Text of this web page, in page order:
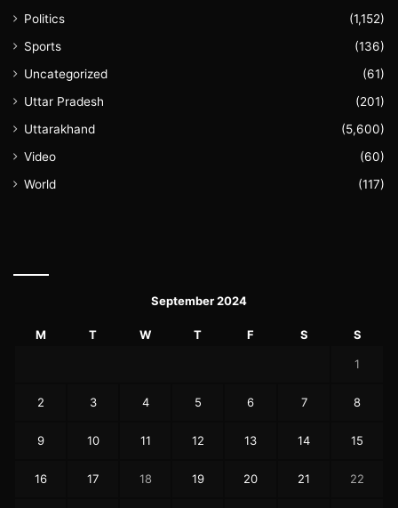
Politics
(1,152)
Sports
(136)
Uncategorized
(61)
Uttar Pradesh
(201)
Uttarakhand
(5,600)
Video
(60)
World
(117)
September 2024
M T W T F S S
1
2 3 4 5 6 7 8
9 10 11 12 13 14 15
16 17 18 19 20 21 22